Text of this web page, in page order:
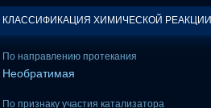
КЛАССИФИКАЦИЯ ХИМИЧЕСКОЙ РЕАКЦИИ
По направлению протекания
Необратимая
По признаку участия катализатора